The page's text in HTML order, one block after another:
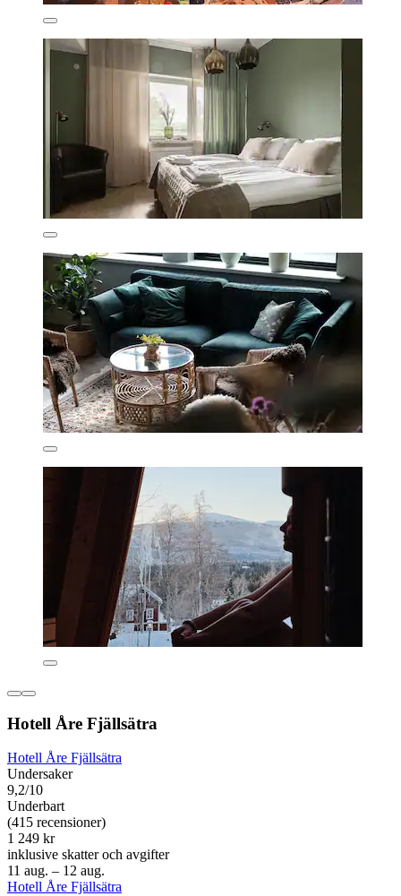
Hotell Åre Fjällsätra
Hotell Åre Fjällsätra
Undersaker
9,2/10
Underbart
(415 recensioner)
1 249 kr
inklusive skatter och avgifter
11 aug. – 12 aug.
Hotell Åre Fjällsätra